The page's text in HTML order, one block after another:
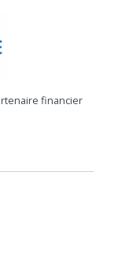
financier